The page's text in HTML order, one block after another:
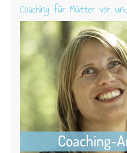
Coaching für Mütter vor